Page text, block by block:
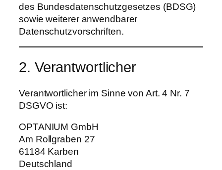
des Bundesdatenschutzgesetzes (BDSG)
sowie weiterer anwendbarer
Datenschutzvorschriften.
2. Verantwortlicher
Verantwortlicher im Sinne von Art. 4 Nr. 7
DSGVO ist:
OPTANIUM GmbH
Am Rollgraben 27
61184 Karben
Deutschland